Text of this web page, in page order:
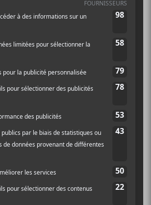
avaient à nous
année?
forcément plus modeste. C’était
on s’est recentré sur des artistes
montréalais ou encore qui sont de
On pense notamment à
à Concordia ou encore
Charlotte
un appui certain depuis le
carrière. Le nom le plus imposant
la formation torontoise
en ville. Peut-être se loueront-ils
le groupe punkPUPsera aussi de